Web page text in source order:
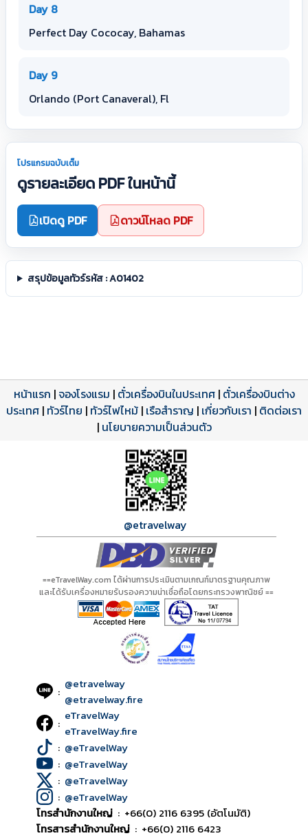
Day 8
Perfect Day Cococay, Bahamas
Day 9
Orlando (Port Canaveral), Fl
โปรแกรมฉบับเต็ม
ดูรายละเอียด PDF ในหน้านี้
เปิดดู PDF ดาวน์โหลด PDF
สรุปข้อมูลทัวร์รหัส : A01402
โปรแกรมทัวร์
ดาวน์โหลด PDF
รีวิวลูกค้าจริง
รีวิวจาก eTravelWay
เปิดหน้าเต็ม
ใบอนุญาตนำเที่ยว
เลขที่ 11/11450
เปิดหน้าเต็ม
หน้าแรก |จองโรงแรม | ตั๋วเครื่องบินในประเทศ| ตั๋วเครื่องบินต่าง
ประเทศ | ทัวร์ไทย | ทัวร์ไฟไหม้ | เรือสำราญ | เกี่ยวกับเรา | ติดต่อเรา
| นโยบายความเป็นส่วนตัว
@etravelway
==eTravelWay.com ได้ผ่านการประเมินตามเกณฑ์มาตรฐานคุณภาพ
และได้รับเครื่องหมายรับรองความน่าเชื่อถือโดยกระทรวงพาณิชย์ ==
: @etravelway
@etravelway.fire
: eTravelWay
eTravelWay.fire
: @eTravelWay
: @eTravelWay
: @eTravelWay
: @eTravelWay
โทรสำนักงานใหญ่ : +66(0) 2116 6395 (อัตโนมัติ)
โทรสารสำนักงานใหญ่ : +66(0) 2116 6423